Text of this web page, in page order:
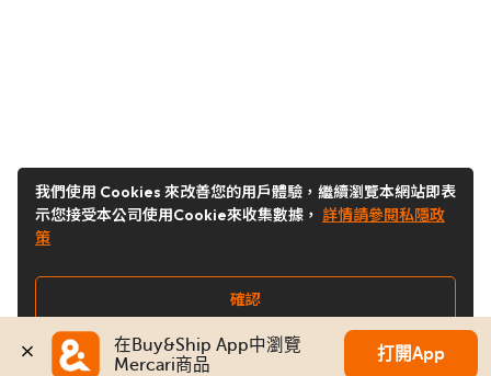
我們使用 Cookies 來改善您的用戶體驗，繼續瀏覽本網站即表
示您接受本公司使用Cookie來收集數據， 詳情請參閱私隱政
策
確認
在Buy&Ship App中瀏覽
Mercari商品
打開App